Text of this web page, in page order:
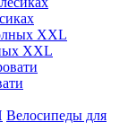
XXL
Велосипеды для